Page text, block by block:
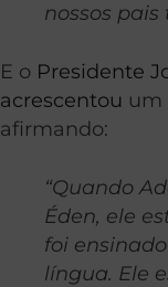
nossos pais
E o Presidente
acrescentou um
afirmando:
“Quando
Éden, ele
foi
língua. Ele